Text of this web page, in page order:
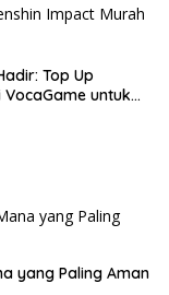
Top Up
untuk
yang Paling Aman